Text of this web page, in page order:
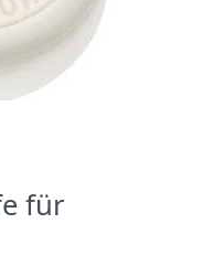
für